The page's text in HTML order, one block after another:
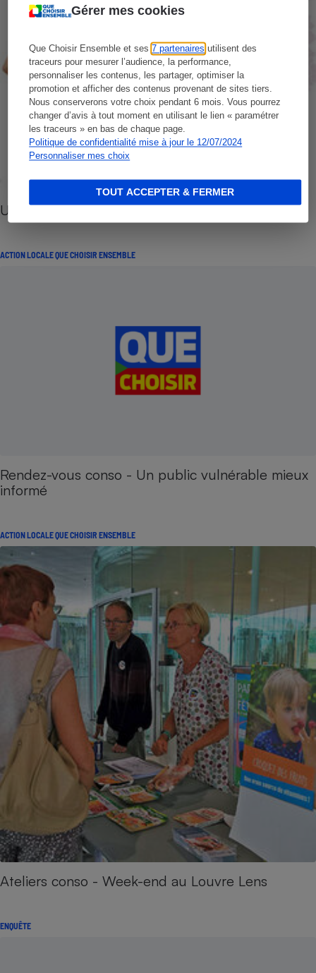
Gérer mes cookies
Que Choisir Ensemble et ses7 partenaires utilisent des
traceurs pour mesurer l’audience, la performance,
personnaliser les contenus, les partager, optimiser la
promotion et afficher des contenus provenant de sites tiers.
Nous conserverons votre choix pendant 6 mois. Vous pourrez
changer d’avis à tout moment en utilisant le lien « paramétrer
les traceurs » en bas de chaque page.
Politique de confidentialité mise à jour le 12/07/2024
Personnaliser mes choix
TOUT ACCEPTER & FERMER
UFC-Que Choisir - Un an d’actions locales
ACTION LOCALE QUE CHOISIR ENSEMBLE
Rendez-vous conso - Un public vulnérable mieux
informé
ACTION LOCALE QUE CHOISIR ENSEMBLE
Ateliers conso - Week-end au Louvre Lens
ENQUÊTE